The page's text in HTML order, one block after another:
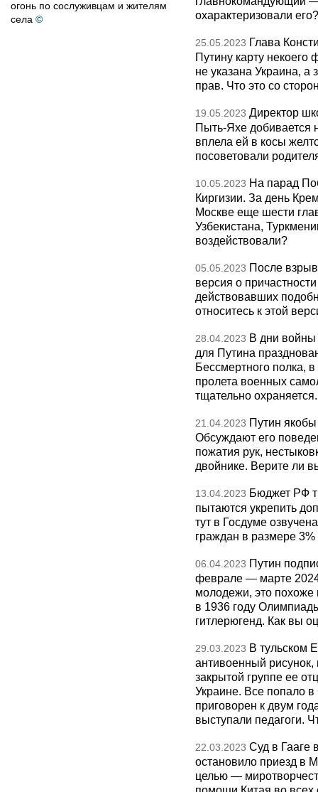
огонь по сослуживцам и жителям
села ©
охарактеризовали его?
25.05.2023 Глава
Путину карту некоего
не указана Украина, а
прав. Что это со
19.05.2023 Директор
Пыть-Яхе добивается
вплела ей в косы
посоветовали
10.05.2023 На парад
Киргизии. За день
Москве еще шести
Узбекистана,
воздействовали?
05.05.2023 После
версия о
действовавших
относитесь к этой
28.04.2023 В дни войны
для Путина
Бессмертного полка,
пролета военных
тщательно
21.04.2023 Путин
Обсуждают его
пожатия рук,
двойнике. Верите ли
13.04.2023 Бюджет РФ
пытаются укрепить
тут в Госдуме
граждан в размере
06.04.2023 Путин
феврале — марте
молодежи, это похоже
в 1936 году
гитлерюгенд. Как вы
29.03.2023 В тульском
антивоенный
закрытой группе ее
Украине. Все попало
приговорен к двум
выступали педагоги.
22.03.2023 Суд в Гааге
остановило приезд в
целью —